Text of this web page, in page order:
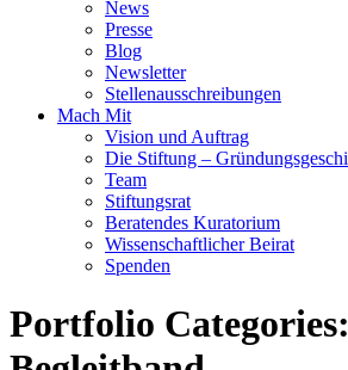
News
Presse
Blog
Newsletter
Stellenausschreibungen
Mach Mit
Vision und Auftrag
Die Stiftung –
Team
Stiftungsrat
Beratendes Kuratorium
Wissenschaftlicher Beirat
Spenden
Portfolio Categories: